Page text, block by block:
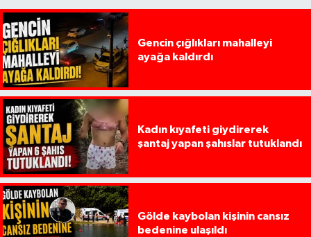
Gencin çığlıkları mahalleyi
ayağa kaldırdı
Kadın kıyafeti giydirerek
şantaj yapan şahıslar tutuklandı
Gölde kaybolan kişinin cansız
bedenine ulaşıldı